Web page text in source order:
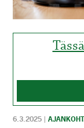
YLEINEN
MAINOSTAJILLE
6.3.2025 |